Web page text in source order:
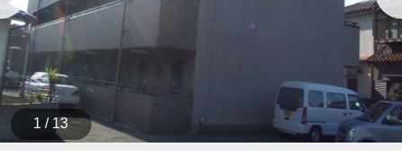
1 / 13